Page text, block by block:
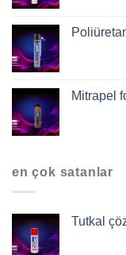
Mitrapel
en çok satanlar
Tutkal